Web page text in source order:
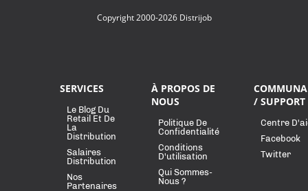
Copyright 2000-2026 Distrijob
SERVICES
Le Blog Du
Retail Et De
La
Distribution
Salaires
Distribution
Nos
Partenaires
À PROPOS DE
NOUS
Politique De
Confidentialité
Conditions
D'utilisation
Qui Sommes-
Nous ?
/ SUPPORT
Centre
Facebook
Twitter